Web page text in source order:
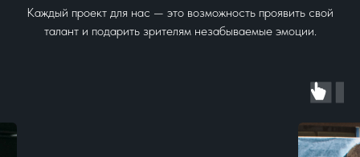
Каждый проект для нас — это возможность проявить свой
талант и подарить зрителям незабываемые эмоции.